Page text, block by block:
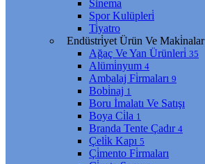
Si̇nema
Spor Kulüpleri̇
Ti̇yatro
Endüstri̇yet Ürün Ve Maki̇nalar
Ağaç Ve Yan Ürünleri̇ 35
Alümi̇nyum 4
Ambalaj Fi̇rmaları 9
Bobi̇naj 1
Boru İmalatı Ve Satışı
Boya Ci̇la 1
Branda Tente Çadır 4
Çeli̇k Kapı 5
Çi̇mento Fi̇rmaları